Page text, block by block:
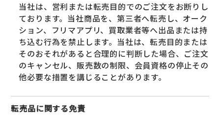
当社は、営利または転売目的でのご注文をお断りし
ております。当社商品を、第三者へ転売し、オーク
ション、フリマアプリ、買取業者等へ出品または持
ち込む行為を禁止します。当社は、転売目的または
そのおそれがあると合理的に判断した場合、ご注文
のキャンセル、販売数の制限、会員資格の停止その
他必要な措置を講じることがあります。
転売品に関する免責